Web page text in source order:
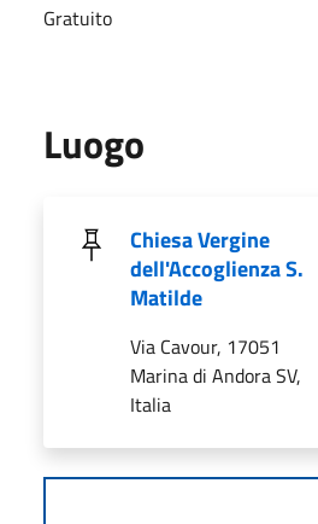
Gratuito
Luogo
Chiesa Vergine
dell'Accoglienza S.
Matilde
Via Cavour, 17051
Marina di Andora SV,
Italia